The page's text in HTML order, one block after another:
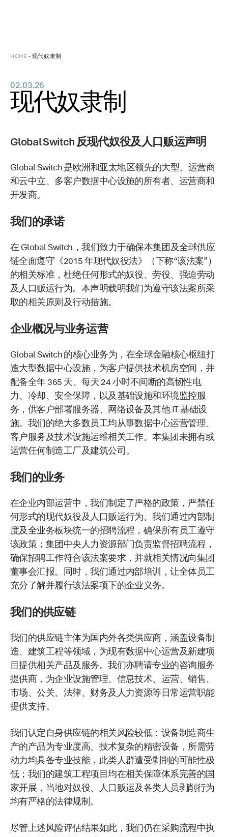
HOME - 现代奴隶制
02.03.26
现代奴隶制
Global Switch 反现代奴役及人口贩运声明
Global Switch 是欧洲和亚太地区领先的大型、运营商
和云中立、多客户数据中心设施的所有者、运营商和
开发商。
我们的承诺
在 Global Switch，我们致力于确保本集团及全球供应
链全面遵守《2015 年现代奴役法》（下称“该法案”）
的相关标准，杜绝任何形式的奴役、劳役、强迫劳动
及人口贩运行为。本声明载明我们为遵守该法案所采
取的相关原则及行动措施。
企业概况与业务运营
Global Switch 的核心业务为，在全球金融核心枢纽打
造大型数据中心设施，为客户提供技术机房空间，并
配备全年 365 天、每天 24 小时不间断的高韧性电
力、冷却、安全保障，以及基础设施和环境监控服
务，供客户部署服务器、网络设备及其他 IT 基础设
施。我们的绝大多数员工均从事数据中心运营管理、
客户服务及技术设施运维相关工作。本集团未拥有或
运营任何制造工厂及建筑公司。
我们的业务
在企业内部运营中，我们制定了严格的政策，严禁任
何形式的现代奴役及人口贩运行为。我们通过内部制
度及全业务板块统一的招聘流程，确保所有员工遵守
该政策；集团中央人力资源部门负责监督招聘流程，
确保招聘工作符合该法案要求，并就相关情况向集团
董事会汇报。同时，我们通过内部培训，让全体员工
充分了解并履行该法案项下的企业义务。
我们的供应链
我们的供应链主体为国内外各类供应商，涵盖设备制
造、建筑工程等领域，为现有数据中心运营及新建项
目提供相关产品及服务。我们亦聘请专业的咨询服务
提供商，为企业设施管理、信息技术、运营、销售、
市场、公关、法律、财务及人力资源等日常运营职能
提供支持。
我们认定自身供应链的相关风险较低：设备制造商生
产的产品为专业度高、技术复杂的精密设备，所需劳
动力均具备专业技能，此类人群遭受剥削的可能性极
低；我们的建筑工程项目均在相关保障体系完善的国
家开展，当地对奴役、人口贩运及各类人员剥削行为
均有严格的法律规制。
尽管上述风险评估结果如此，我们仍在采购流程中执